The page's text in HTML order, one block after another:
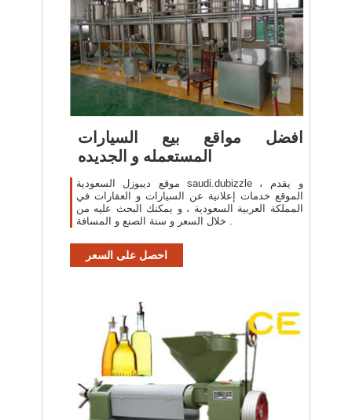
افضل مواقع بيع السيارات
المستعمله و الجديده
موقع ديبوزل السعودية saudi.dubizzle ، و يقدم
الموقع خدمات إعلانية عن السيارات و العقارات في
المملكة العربية السعودية ، و يمكنك البحث عليه من
خلال السعر و سنة الصنع و المسافة .
احصل على السعر